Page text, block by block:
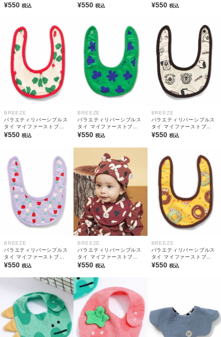
ーズ
¥550 税込
ーズ
¥550税込
ーズ
¥550 税込
BREEZE
バラエティリバーシブルス
タイ マイファーストブリ
ーズ
¥550 税込
BREEZE
バラエティリバーシブルス
タイ マイファーストブリ
ーズ
¥550税込
BREEZE
バラエティリバーシブルス
タイ マイファーストブリ
ーズ
¥550 税込
BREEZE
バラエティリバーシブルス
タイ マイファーストブリ
ーズ
¥550 税込
BREEZE
バラエティリバーシブルス
タイ マイファーストブリ
ーズ
¥550税込
BREEZE
バラエティリバーシブルス
タイ マイファーストブリ
ーズ
¥550 税込